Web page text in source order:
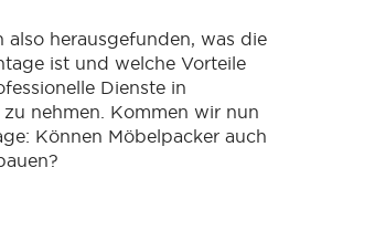
also herausgefunden, was die
ist und welche Vorteile
Dienste in
nehmen. Kommen wir nun
Können Möbelpacker auch